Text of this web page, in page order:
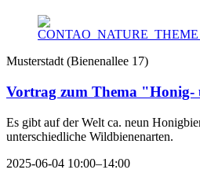
Musterstadt(Bienenallee 17)
Vortrag zum Thema
Es gibt auf der Welt ca. neun
unterschiedliche Wildbienenarten.
2025-06-04 10:00–14:00